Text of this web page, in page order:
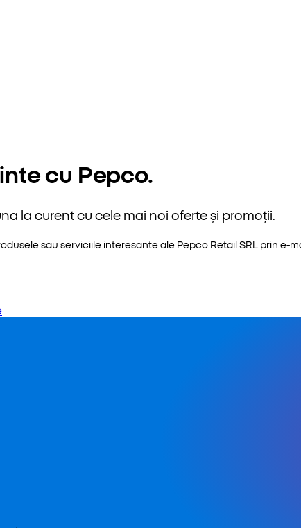
cu Pepco.
la curent cu cele mai noi oferte și promoții.
sau serviciile interesante ale Pepco Retail SRL prin e-